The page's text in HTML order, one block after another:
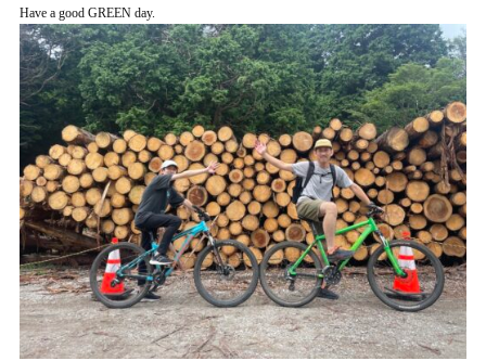
Have a good GREEN day.